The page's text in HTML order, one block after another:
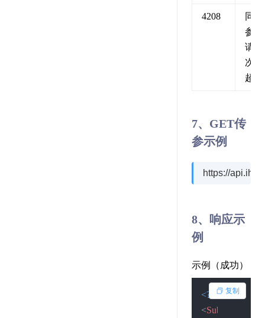
4208
同一
参数
请求
次数
超限
7、GET传
参示例
https://
8、响应示
例
示例（成功）
<?xml version=
<SubmitResult
复制